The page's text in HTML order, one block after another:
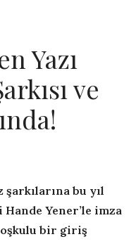
Yazı
ve
bu yıl
Yener’le imza
bir giriş